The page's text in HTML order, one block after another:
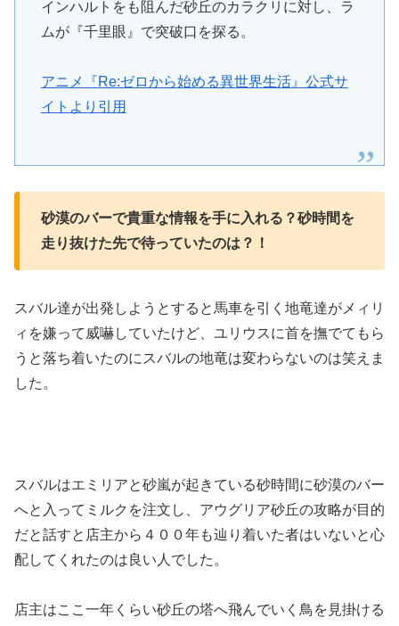
インハルトをも阻んだ砂丘のカラクリに対し、ラ
ムが『千里眼』で突破口を探る。
アニメ『Re:ゼロから始める異世界生活』公式サ
イトより引用
砂漠のバーで貴重な情報を手に入れる？砂時間を
走り抜けた先で待っていたのは？！
スバル達が出発しようとすると馬車を引く地竜達がメィリ
ィを嫌って威嚇していたけど、ユリウスに首を撫でてもら
うと落ち着いたのにスバルの地竜は変わらないのは笑えま
した。
スバルはエミリアと砂嵐が起きている砂時間に砂漠のバー
へと入ってミルクを注文し、アウグリア砂丘の攻略が目的
だと話すと店主から４００年も辿り着いた者はいないと心
配してくれたのは良い人でした。
店主はここ一年くらい砂丘の塔へ飛んでいく鳥を見掛ける